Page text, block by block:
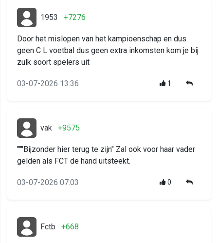
1953 +7276
Door het mislopen van het kampioenschap en dus
geen C L voetbal dus geen extra inkomsten kom je bij
zulk soort spelers uit
03-07-2026 13:36 1
vak +9575
"""Bijzonder hier terug te zijn" Zal ook voor haar vader
gelden als FCT de hand uitsteekt.
03-07-2026 07:03 0
Fctb +668